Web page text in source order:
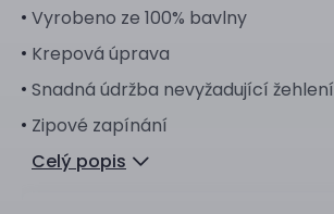
Vyrobeno ze 100% bavlny
Krepová úprava
Snadná údržba nevyžadující žehlení
Zipové zapínání
Celý popis